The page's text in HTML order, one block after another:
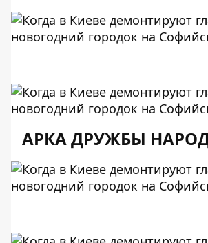
АРКА ДРУЖБЫ